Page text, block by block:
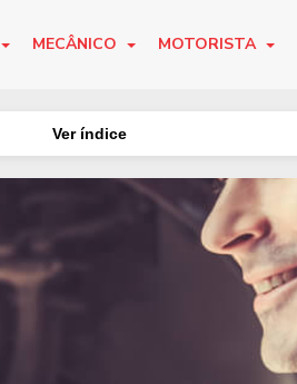
MECÂNICO MOTORISTA
Ver índice